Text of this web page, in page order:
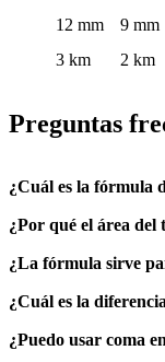
12 mm
9 mm
3 km
2 km
Preguntas
¿Cuál es la fórmula
¿Por qué el área del
¿La fórmula sirve
¿Cuál es la
¿Puedo usar coma